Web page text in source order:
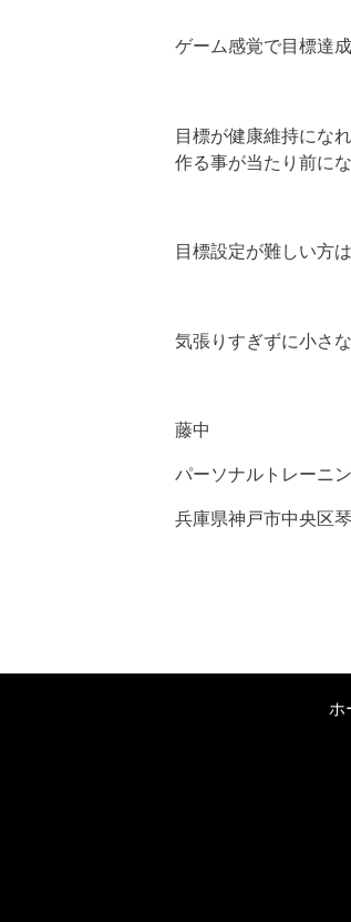
ゲーム感覚で目標達
目標が健康維持にな
作る事が当たり前に
目標設定が難しい方
気張りすぎずに小さ
藤中
パーソナルトレーニ
兵庫県神戸市中央区
ホ